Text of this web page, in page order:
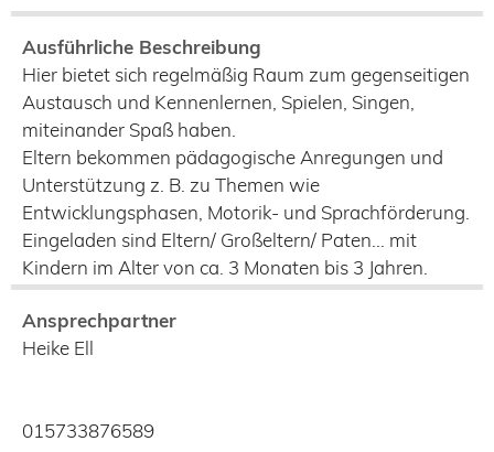
Ausführliche Beschreibung
Hier bietet sich regelmäßig Raum zum gegenseitigen
Austausch und Kennenlernen, Spielen, Singen,
miteinander Spaß haben.
Eltern bekommen pädagogische Anregungen und
Unterstützung z. B. zu Themen wie
Entwicklungsphasen, Motorik- und Sprachförderung.
Eingeladen sind Eltern/ Großeltern/ Paten... mit
Kindern im Alter von ca. 3 Monaten bis 3 Jahren.
Ansprechpartner
Heike Ell
015733876589